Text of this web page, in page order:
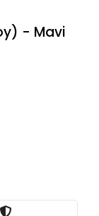
- Mavi